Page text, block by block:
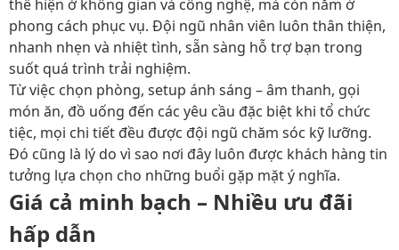
thể hiện ở không gian và công nghệ, mà còn nằm ở
phong cách phục vụ. Đội ngũ nhân viên luôn thân thiện,
nhanh nhẹn và nhiệt tình, sẵn sàng hỗ trợ bạn trong
suốt quá trình trải nghiệm.
Từ việc chọn phòng, setup ánh sáng – âm thanh, gọi
món ăn, đồ uống đến các yêu cầu đặc biệt khi tổ chức
tiệc, mọi chi tiết đều được đội ngũ chăm sóc kỹ lưỡng.
Đó cũng là lý do vì sao nơi đây luôn được khách hàng tin
tưởng lựa chọn cho những buổi gặp mặt ý nghĩa.
Giá cả minh bạch – Nhiều ưu đãi
hấp dẫn